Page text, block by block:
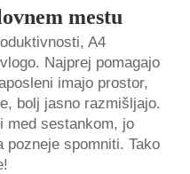
mestu
A4
Najprej pomagajo
imajo prostor,
bolj jasno razmišljajo.
med sestankom, jo
pozneje spomniti. Tako